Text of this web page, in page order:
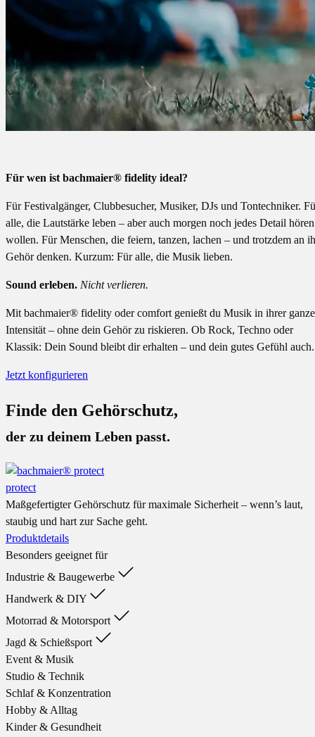
Für wen ist bachmaier® fidelity ideal?
Für Festivalgänger, Clubbesucher, Musiker, DJs und Tontechniker.
alle, die Lautstärke leben – aber auch morgen noch jedes Detail hören
wollen. Für Menschen, die feiern, tanzen, lachen – und trotzdem an
Gehör denken. Kurzum: Für alle, die Musik lieben.
Sound erleben. Nicht verlieren.
Mit bachmaier® fidelity oder comfort genießt du Musik in ihrer
Intensität – ohne dein Gehör zu riskieren. Ob Rock, Techno oder
Klassik: Dein Sound bleibt dir erhalten – und dein gutes Gefühl auch.
Jetzt konfigurieren
Finde den Gehörschutz,
der zu deinem Leben passt.
protect
Maßgefertigter Gehörschutz für maximale Sicherheit – wenn’s laut,
staubig und hart zur Sache geht.
Produktdetails
Besonders geeignet für
Industrie & Baugewerbe
Handwerk & DIY
Motorrad & Motorsport
Jagd & Schießsport
Event & Musik
Studio & Technik
Schlaf & Konzentration
Hobby & Alltag
Kinder & Gesundheit